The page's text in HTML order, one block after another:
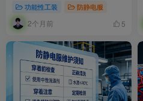
功能性工装 防静电服
2个月前 5